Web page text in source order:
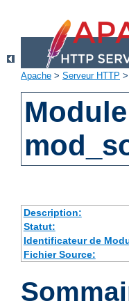
Apache > Serveur HTTP >
Description:
Statut:
Identificateur de
Fichier Source: